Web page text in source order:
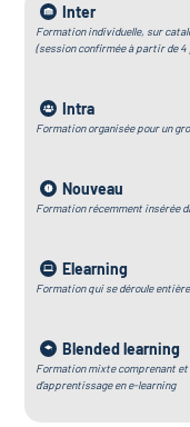
Inter
Formation individuelle, sur
(session confirmée à partir de
Intra
Formation organisée pour un
Nouveau
Formation récemment insérée
Elearning
Formation qui se déroule
Blended learning
Formation mixte comprenant et
d’apprentissage en e-learning